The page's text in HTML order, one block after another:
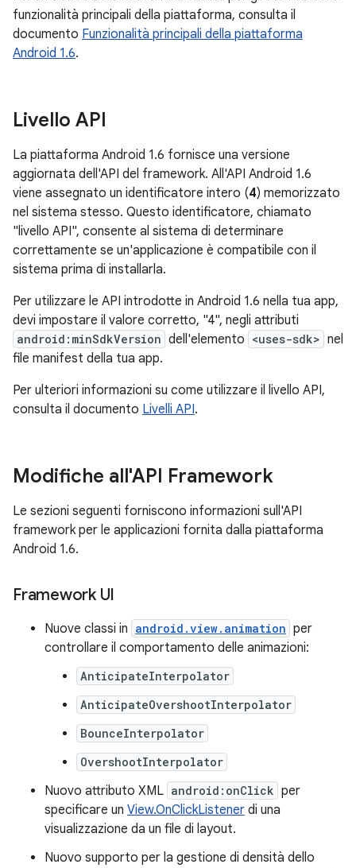
funzionalità principali della piattaforma, consulta il
documento Funzionalità principali della piattaforma
Android 1.6.
Livello API
La piattaforma Android 1.6 fornisce una versione
aggiornata dell'API del framework. All'API Android 1.6
viene assegnato un identificatore intero (4) memorizzato
nel sistema stesso. Questo identificatore, chiamato
"livello API", consente al sistema di determinare
correttamente se un'applicazione è compatibile con il
sistema prima di installarla.
Per utilizzare le API introdotte in Android 1.6 nella tua app,
devi impostare il valore corretto, "4", negli attributi
android:minSdkVersion dell'elemento <uses-sdk> nel
file manifest della tua app.
Per ulteriori informazioni su come utilizzare il livello API,
consulta il documento Livelli API.
Modifiche all'API Framework
Le sezioni seguenti forniscono informazioni sull'API
framework per le applicazioni fornita dalla piattaforma
Android 1.6.
Framework UI
Nuove classi in android.view.animation per
controllare il comportamento delle animazioni:
AnticipateInterpolator
AnticipateOvershootInterpolator
BounceInterpolator
OvershootInterpolator
Nuovo attributo XML android:onClick per
specificare un View.OnClickListener di una
visualizzazione da un file di layout.
Nuovo supporto per la gestione di densità dello